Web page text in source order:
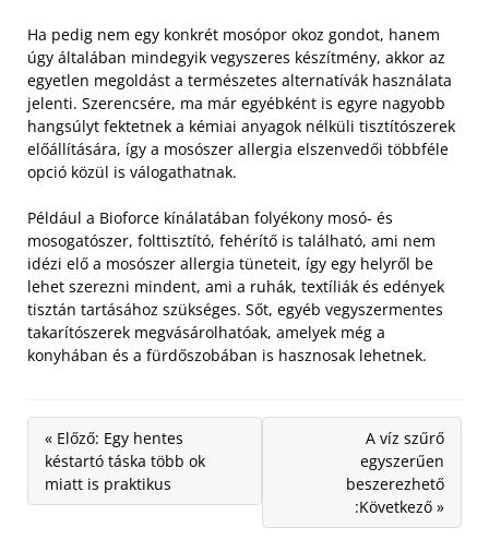
Ha pedig nem egy konkrét mosópor okoz gondot, hanem
úgy általában mindegyik vegyszeres készítmény, akkor az
egyetlen megoldást a természetes alternatívák használata
jelenti. Szerencsére, ma már egyébként is egyre nagyobb
hangsúlyt fektetnek a kémiai anyagok nélküli tisztítószerek
előállítására, így a mosószer allergia elszenvedői többféle
opció közül is válogathatnak.
Például a Bioforce kínálatában folyékony mosó- és
mosogatószer, folttisztító, fehérítő is található, ami nem
idézi elő a mosószer allergia tüneteit, így egy helyről be
lehet szerezni mindent, ami a ruhák, textíliák és edények
tisztán tartásához szükséges. Sőt, egyéb vegyszermentes
takarítószerek megvásárolhatóak, amelyek még a
konyhában és a fürdőszobában is hasznosak lehetnek.
« Előző: Egy hentes
késtartó táska több ok
miatt is praktikus
A víz szűrő
egyszerűen
beszerezhető
:Következő »